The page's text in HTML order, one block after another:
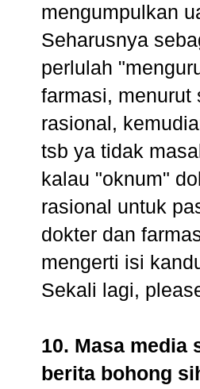
mengumpulkan
Seharusnya
perlulah
farmasi, menurut
rasional,
tsb ya tidak
kalau "oknum"
rasional untuk
dokter dan
mengerti isi
Sekali lagi,
10. Masa media
berita bohong